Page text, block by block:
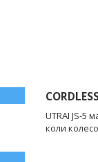
UTRAI JS-5
коли